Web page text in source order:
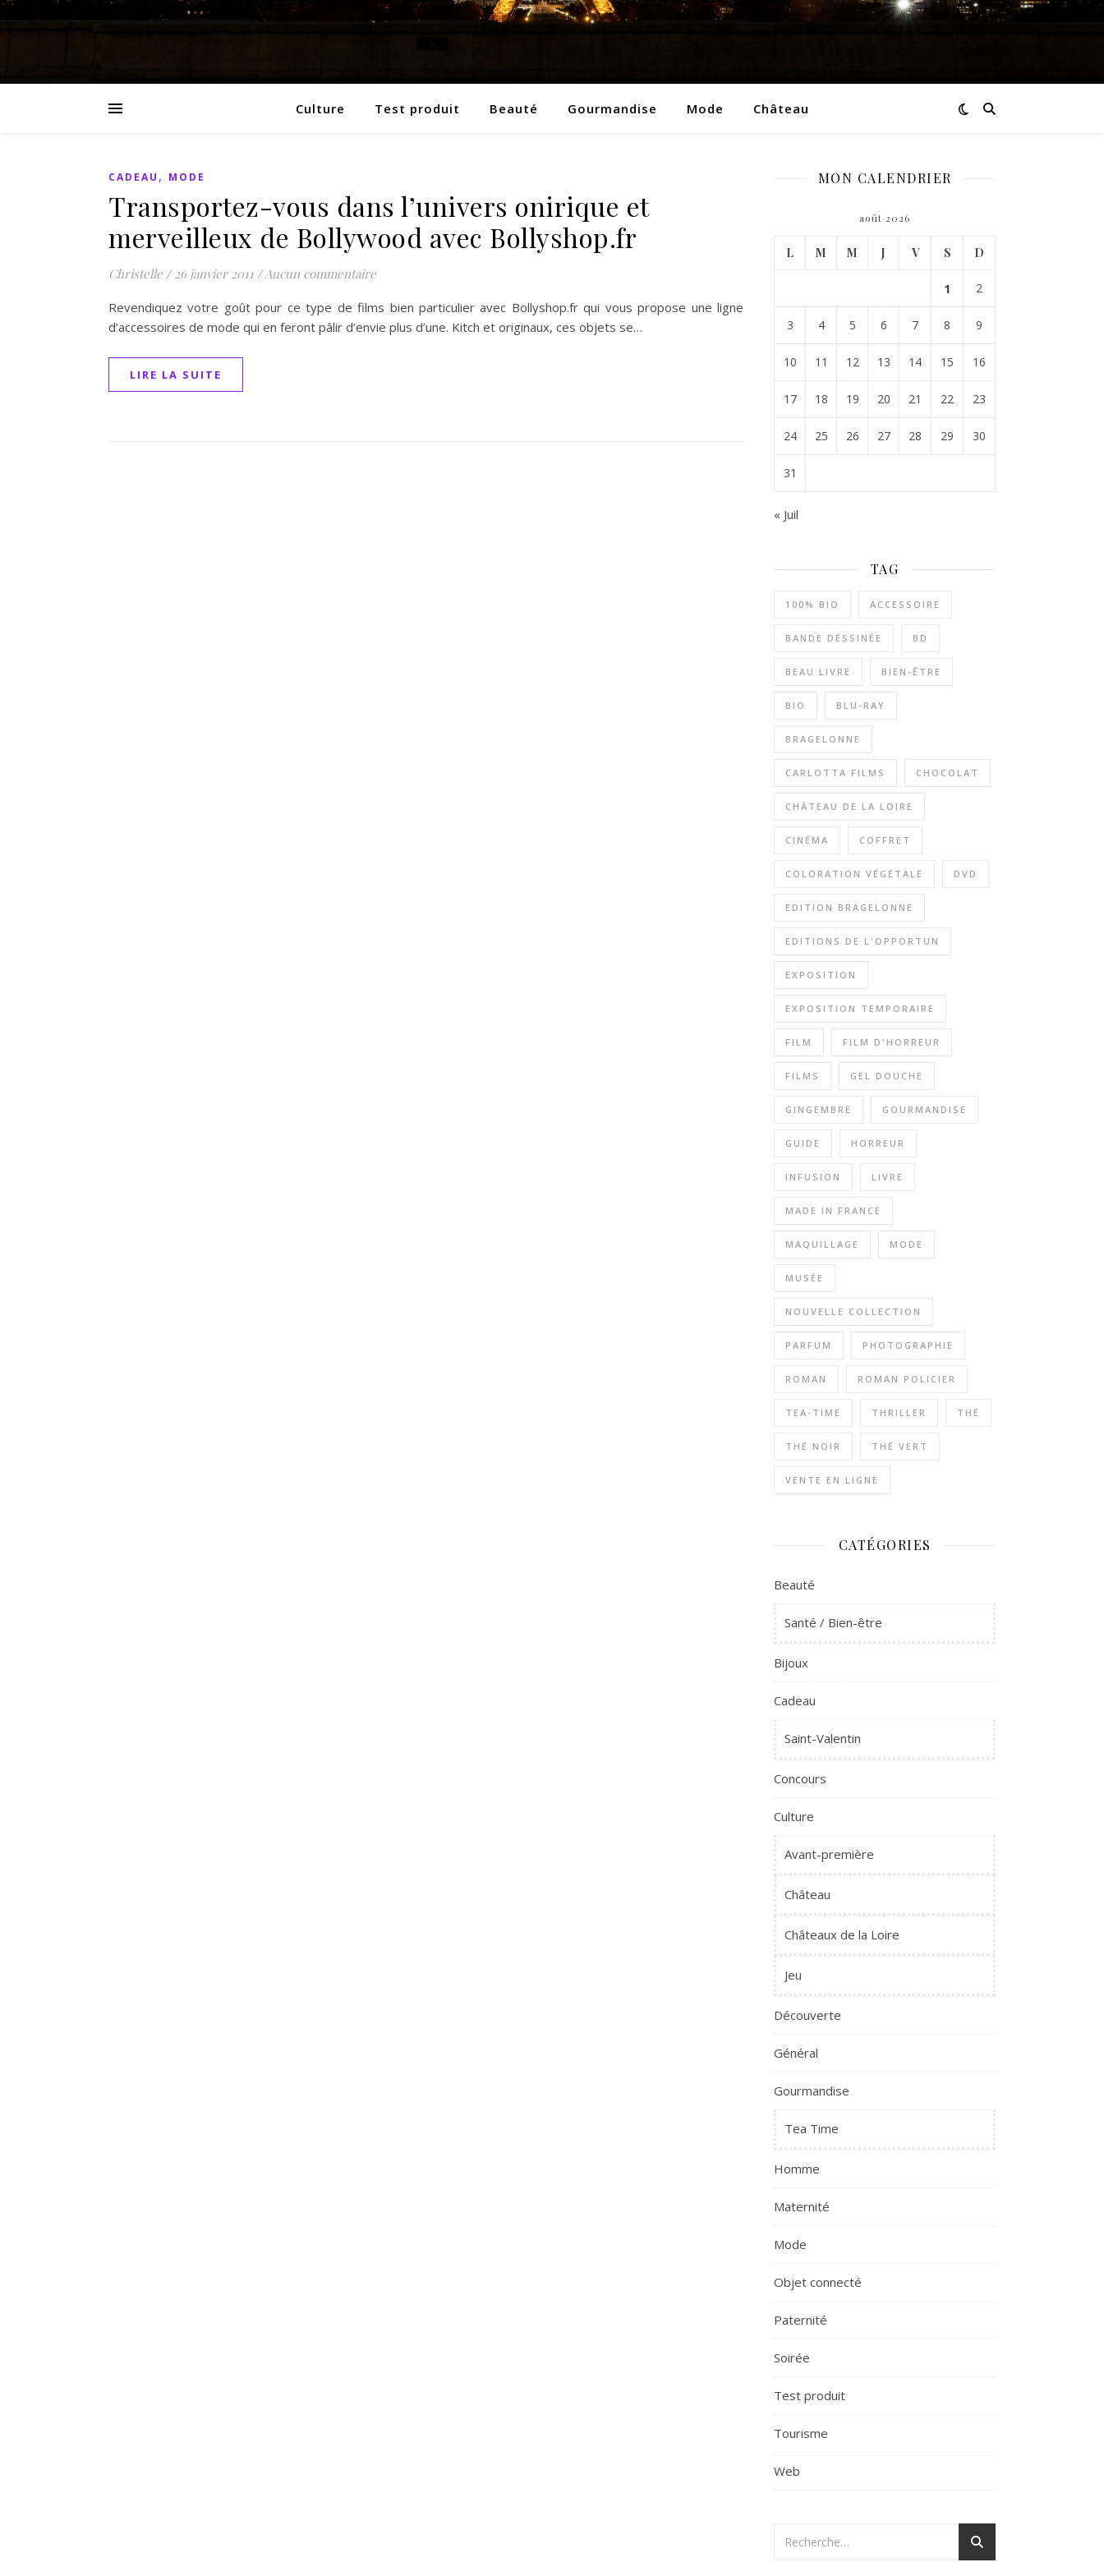
Culture Test produit Beauté Gourmandise Mode Château
CADEAU , MODE
Transportez-vous dans l’univers onirique et
merveilleux de Bollywood avec Bollyshop.fr
Christelle / 26 janvier 2011 /Aucun commentaire
Revendiquez votre goût pour ce type de films bien particulier avec Bollyshop.fr qui vous propose une ligne
d’accessoires de mode qui en feront pâlir d’envie plus d’une. Kitch et originaux, ces objets se…
LIRE LA SUITE
MON CALENDRIER
août 2026
L M M J V S D
1 2
3 4 5 6 7 8 9
10 11 12 13 14 15 16
17 18 19 20 21 22 23
24 25 26 27 28 29 30
31
« Juil
TAG
100% BIO ACCESSOIRE
BANDE DÉSSINÉE BD
BEAU LIVRE BIEN-ÊTRE
BIO BLU-RAY
BRAGELONNE
CARLOTTA FILMS CHOCOLAT
CHÂTEAU DE LA LOIRE
CINÉMA COFFRET
COLORATION VÉGÉTALE DVD
EDITION BRAGELONNE
EDITIONS DE L'OPPORTUN
EXPOSITION
EXPOSITION TEMPORAIRE
FILM FILM D'HORREUR
FILMS GEL DOUCHE
GINGEMBRE GOURMANDISE
GUIDE HORREUR
INFUSION LIVRE
MADE IN FRANCE
MAQUILLAGE MODE
MUSÉE
NOUVELLE COLLECTION
PARFUM PHOTOGRAPHIE
ROMAN ROMAN POLICIER
TEA-TIME THRILLER THÉ
THÉ NOIR THÉ VERT
VENTE EN LIGNE
CATÉGORIES
Beauté
Santé / Bien-être
Bijoux
Cadeau
Saint-Valentin
Concours
Culture
Avant-première
Château
Châteaux de la Loire
Jeu
Découverte
Général
Gourmandise
Tea Time
Homme
Maternité
Mode
Objet connecté
Paternité
Soirée
Test produit
Tourisme
Web